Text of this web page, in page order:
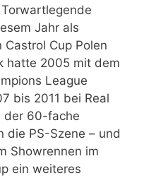
Jahr als
Cup Polen
hatte 2005 mit dem
League
bis 2011 bei Real
der 60-fache
die PS-Szene – und
Showrennen im
ein weiteres